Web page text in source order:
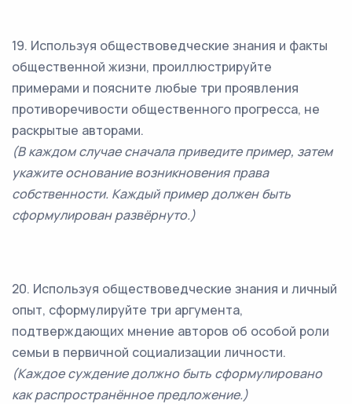
19. Используя обществоведческие знания и факты
общественной жизни, проиллюстрируйте
примерами и поясните любые три проявления
противоречивости общественного прогресса, не
раскрытые авторами.
(В каждом случае сначала приведите пример, затем
укажите основание возникновения права
собственности. Каждый пример должен быть
сформулирован развёрнуто.)
20. Используя обществоведческие знания и личный
опыт, сформулируйте три аргумента,
подтверждающих мнение авторов об особой роли
семьи в первичной социализации личности.
(Каждое суждение должно быть сформулировано
как распространённое предложение.)